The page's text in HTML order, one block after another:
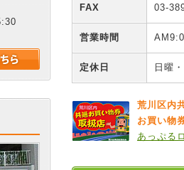
FAX 03-
営業時間
定休日 日曜
荒川区内
お買い物
あっぷる